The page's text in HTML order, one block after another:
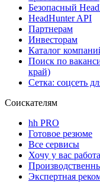
Безопасный
HeadHunter API
Партнерам
Инвесторам
Каталог
Поиск по
край)
Сетка: соцсеть
Соискателям
hh PRO
Готовое резюме
Все сервисы
Хочу у вас
Экспертная